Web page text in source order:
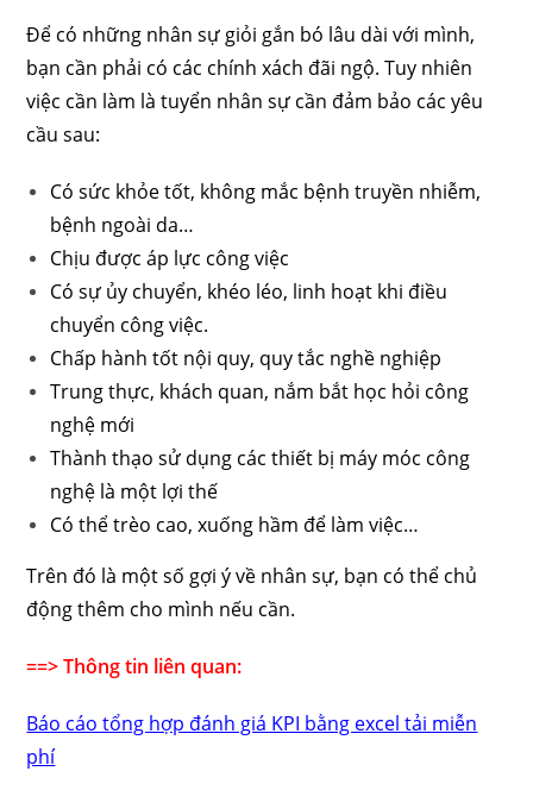
Để có những nhân sự giỏi gắn bó lâu dài với mình,
bạn cần phải có các chính xách đãi ngộ. Tuy nhiên
việc cần làm là tuyển nhân sự cần đảm bảo các yêu
cầu sau:
Có sức khỏe tốt, không mắc bệnh truyền nhiễm,
bệnh ngoài da…
Chịu được áp lực công việc
Có sự ủy chuyển, khéo léo, linh hoạt khi điều
chuyển công việc.
Chấp hành tốt nội quy, quy tắc nghề nghiệp
Trung thực, khách quan, nắm bắt học hỏi công
nghệ mới
Thành thạo sử dụng các thiết bị máy móc công
nghệ là một lợi thế
Có thể trèo cao, xuống hầm để làm việc…
Trên đó là một số gợi ý về nhân sự, bạn có thể chủ
động thêm cho mình nếu cần.
==> Thông tin liên quan:
Báo cáo tổng hợp đánh giá KPI bằng excel tải miễn
phí